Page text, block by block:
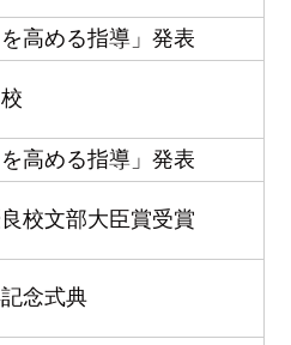
を高める指導」発表
を高める指導」発表
校文部大臣賞受賞
念式典